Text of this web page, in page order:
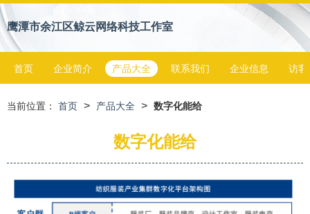
鹰潭市余江区鲸云网络科技工作室
首页 企业简介 产品大全 联系我们 企业信息 访客
当前位置： 首页 > 产品大全 > 数字化能给
数字化能给